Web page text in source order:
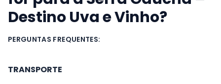
Destino Uva e Vinho?
PERGUNTAS FREQUENTES:
TRANSPORTE